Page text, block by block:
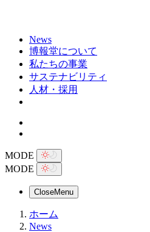
News
博報堂について
私たちの事業
サステナビリティ
人材・採用
MODE
MODE
CloseMenu
ホーム
News